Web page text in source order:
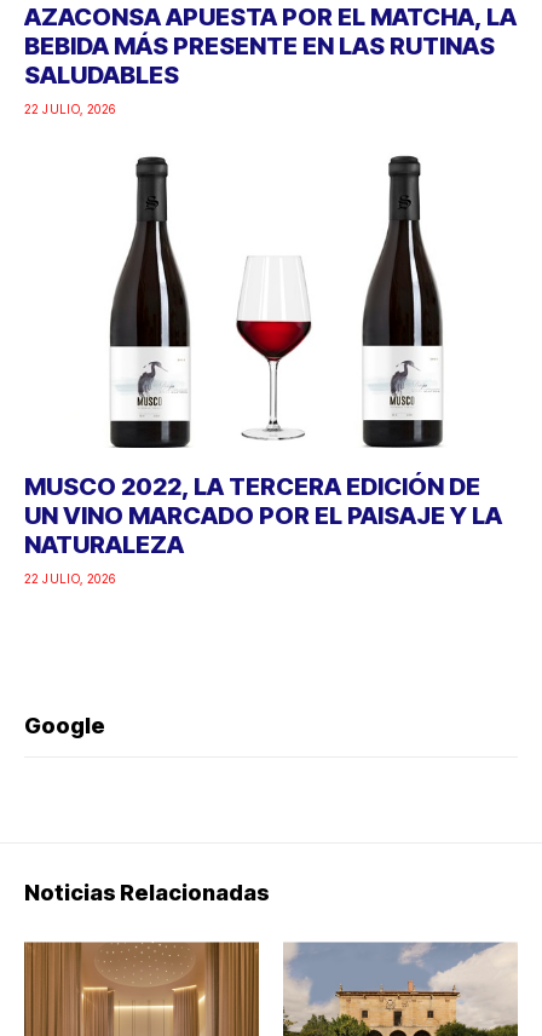
AZACONSA APUESTA POR EL MATCHA, LA
BEBIDA MÁS PRESENTE EN LAS RUTINAS
SALUDABLES
22 JULIO, 2026
MUSCO 2022, LA TERCERA EDICIÓN DE
UN VINO MARCADO POR EL PAISAJE Y LA
NATURALEZA
22 JULIO, 2026
Google
Noticias Relacionadas